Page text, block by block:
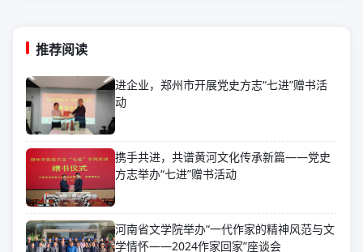
推荐阅读
进企业，郑州市开展党史方志“七进”赠书活
动
携手共进，共谱黄河文化传承新篇——党史
方志举办“七进”赠书活动
河南省文学院举办“一代作家的精神风范与文
学情怀——2024作家回家”座谈会